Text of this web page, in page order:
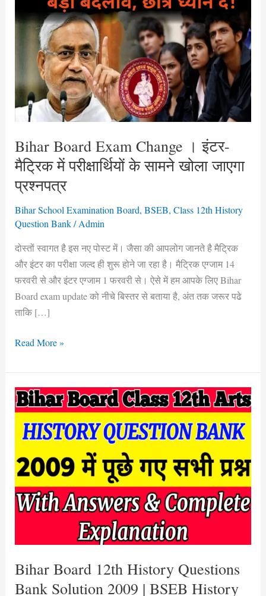
Bihar Board Exam Change । इंटर-
मैट्रिक में परीक्षार्थियों के सामने खोला जाएगा
प्रश्नपत्र
Bihar School Examination Board, BSEB, Class 12th History
Question Bank/Admin
दोस्तों स्वागत है इस नए पोस्ट में। जैसा की आपलोग जानते है मैट्रिक
और इंटर का परीक्षा जल्द ही शुरू होने जा रहा है। मैट्रिक एग्जाम 14
फरवरी से और इंटर एग्जाम 1 फरवरी से। ऐसे में हम आपके लिए Bihar
Board exam update को नीचे बिस्तर से बताया है, अंत तक जरूर पढे
ताकि […]
Change
मैट्रिक
में
परीक्षार्थियों
खोला
जाएगा
प्रश्नपत्र
Read More »
Bihar Board 12th History Questions
Bank Solution 2009 | BSEB History
Bihar
Board
12th
History
Questions
Bank
Solution
2009
Questions
Paper